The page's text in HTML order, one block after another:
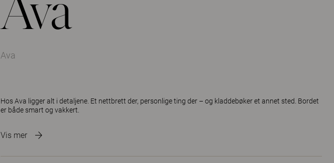
Ava
Hos Ava ligger alt i detaljene. Et nettbrett der, personlige ting der – og kladdebøker et annet sted. Bordet
er både smart og vakkert.
Vis mer